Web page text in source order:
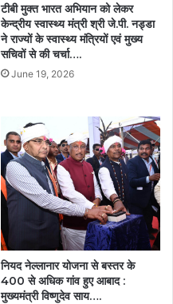
टीबी मुक्त भारत अभियान को लेकर
केन्द्रीय स्वास्थ्य मंत्री श्री जे.पी. नड्डा
ने राज्यों के स्वास्थ्य मंत्रियों एवं मुख्य
सचिवों से की चर्चा….
June 19, 2026
नियद नेल्लानार योजना से बस्तर के
400 से अधिक गांव हुए आबाद :
मुख्यमंत्री विष्णुदेव साय….